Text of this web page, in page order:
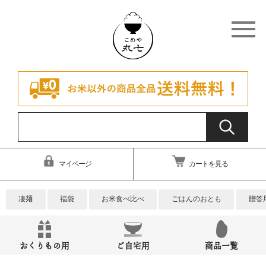
マイページ カートを見る
凄麺 福袋 お米食べ比べ ごはんのおとも 贈答
おくりもの用 ご自宅用 商品一覧